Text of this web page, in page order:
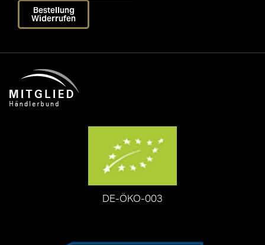
Bestellung
Widerrufen
DE-ÖKO-003